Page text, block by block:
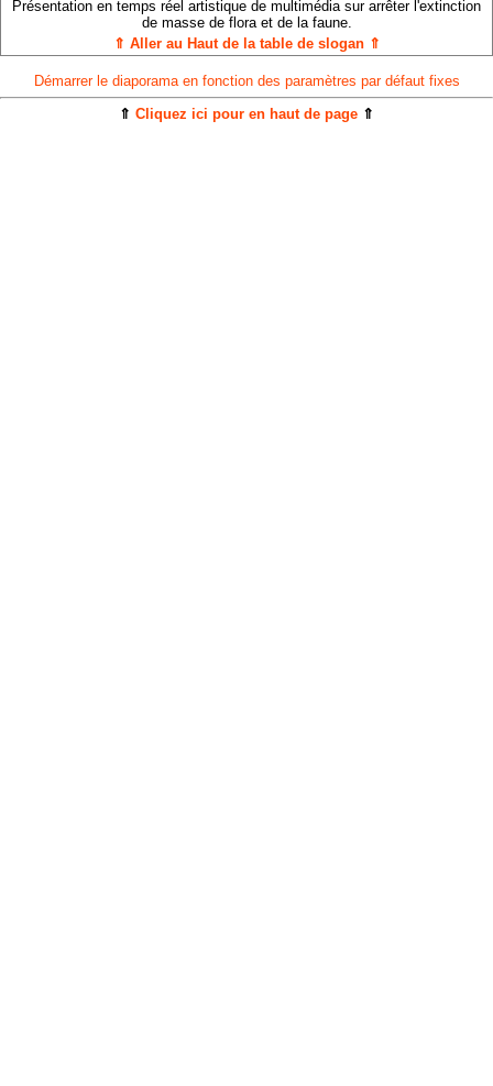
Présentation en temps réel artistique de multimédia sur arrêter l'extinction
de masse de flora et de la faune.
⇑ Aller au Haut de la table de slogan ⇑
Démarrer le diaporama en fonction des paramètres par défaut fixes
⇑ Cliquez ici pour en haut de page ⇑